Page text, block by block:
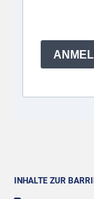
INHALTE ZUR